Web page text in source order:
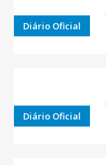
Diário Oficial
Diário Oficial